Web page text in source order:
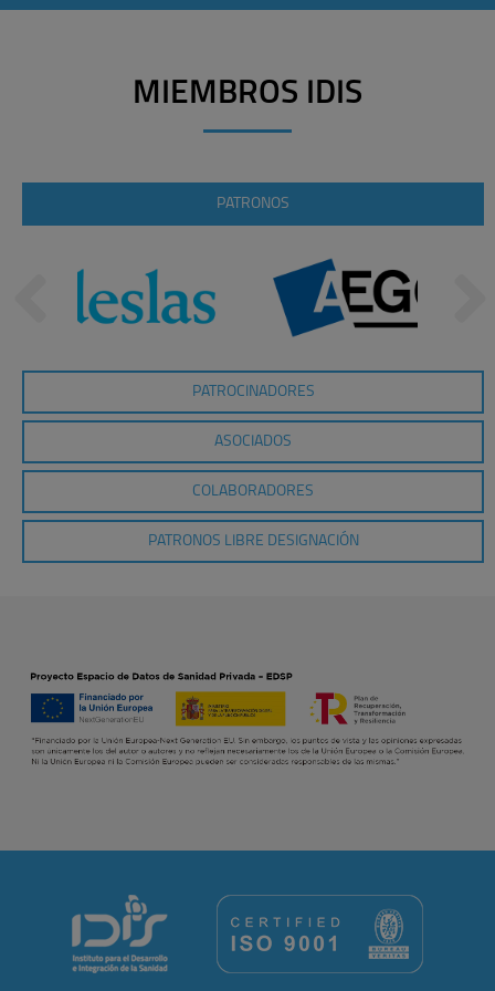
MIEMBROS IDIS
PATRONOS
PATROCINADORES
ASOCIADOS
COLABORADORES
PATRONOS LIBRE DESIGNACIÓN